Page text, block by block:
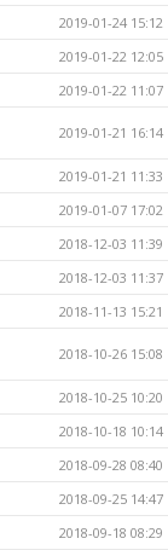
2019-01-24 15:12
2019-01-22 12:05
2019-01-22 11:07
2019-01-21 16:14
2019-01-21 11:33
2019-01-07 17:02
2018-12-03 11:39
2018-12-03 11:37
2018-11-13 15:21
2018-10-26 15:08
2018-10-25 10:20
2018-10-18 10:14
2018-09-28 08:40
2018-09-25 14:47
2018-09-18 08:29